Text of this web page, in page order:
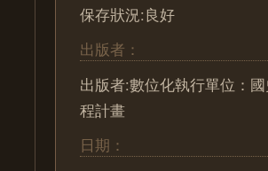
保存狀況:良好
出版者：
出版者:數位化執行單位：
程計畫
日期：